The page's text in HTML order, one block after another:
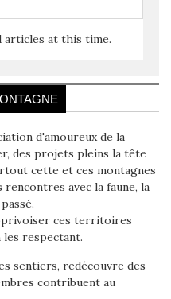
articles at this time.
d'amoureux de la
des projets pleins la tête
cette et ces montagnes
rencontres avec la faune, la
ces territoires
respectant.
sentiers, redécouvre des
contribuent au